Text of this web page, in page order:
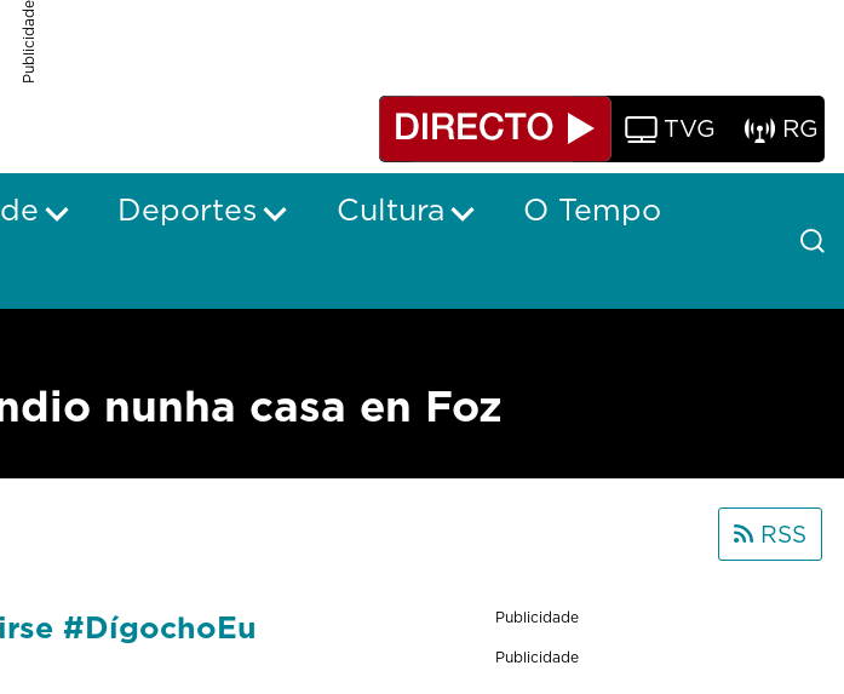
Publicidade
TVG RG
Deportes Cultura
O Tempo
nunha casa en Foz
RSS
#DígochoEu
Publicidade
Publicidade